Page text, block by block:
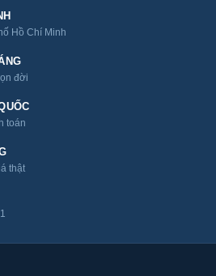
giao và lắp đặt Két sắt Kassler
hãng tại tất cả các quận huyện
1, Quận 3, Quận 4, Quận 5,
Nam: Quận 6, Quận 7, Quận 8,
Phú
Hồ Chí Minh
đời
toán
thật